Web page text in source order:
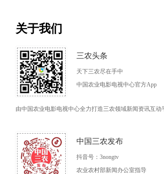
关于我们
三农头条
天下三农尽在手中
中国农业电影电视中心官方App
由中国农业电影电视中心全力打造三农领域新闻资讯互动
中国三农发布
抖音号：3nongtv
农业农村部新闻办公室指导